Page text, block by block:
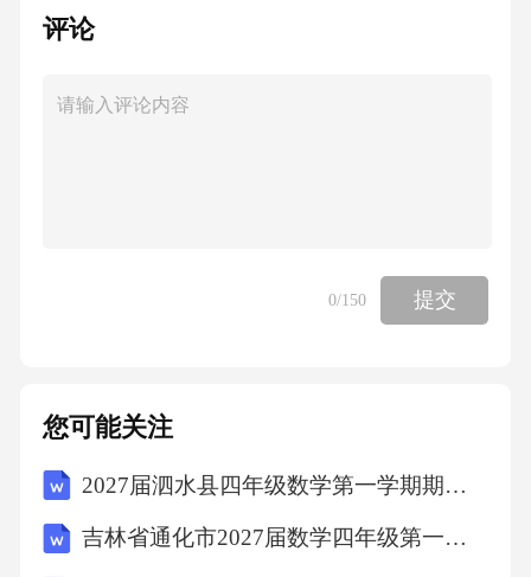
硬化工程重复，不计入扰动面积；堆本项目施
（5）弃土（石）场开挖采用机械开挖，用反铲
300mm厚灰土垫层；如地基为岩石和多石地
段，必须在其上做砂垫层，其厚度为150~卵
未设计的地形，坡度定在2.5%～3.0%之间以利
排水；种植土的土质要求在pH值为5.5~7.5的壤
土、疏松、不含建筑和生活垃圾壤毛细管、液
评论
0/150 提交
您可能关注
2027届泗水县四年级数学第一学期期末联考模拟试题含解析
吉林省通化市2027届数学四年级第一学期期末达标检测试题含解析